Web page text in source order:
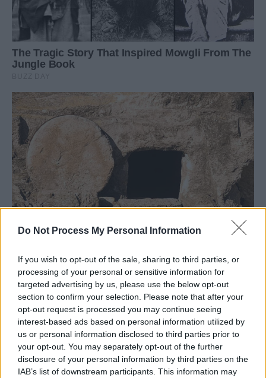
Do Not Process My Personal Information
If you wish to opt-out of the sale, sharing to third parties, or
processing of your personal or sensitive information for
targeted advertising by us, please use the below opt-out
section to confirm your selection. Please note that after your
opt-out request is processed you may continue seeing
interest-based ads based on personal information utilized by
us or personal information disclosed to third parties prior to
your opt-out. You may separately opt-out of the further
disclosure of your personal information by third parties on the
IAB’s list of downstream participants. This information may